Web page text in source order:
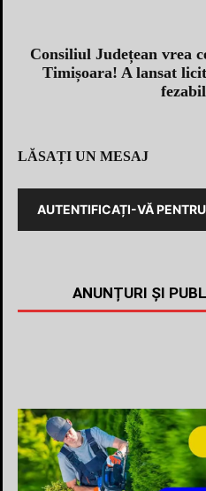
Consiliul Județean vrea
Timișoara! A lansat
LĂSAȚI UN MESAJ
AUTENTIFICAȚI-VĂ
ANUNȚURI ȘI